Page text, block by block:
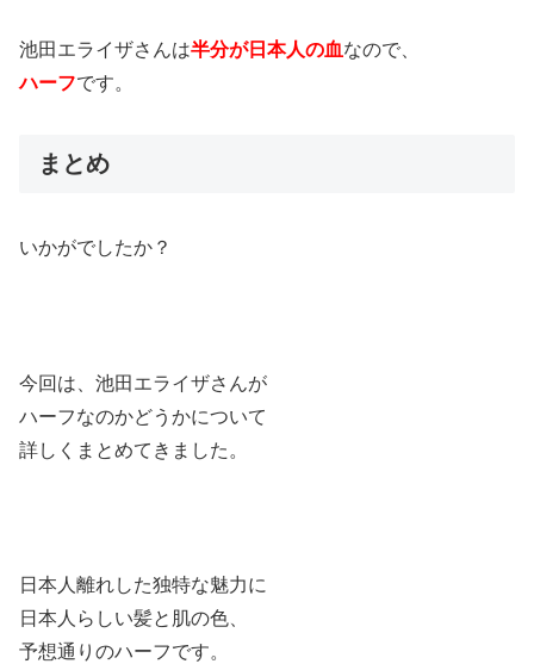
池田エライザさんは半分が日本人の血なので、
ハーフです。
まとめ
いかがでしたか？
今回は、池田エライザさんが
ハーフなのかどうかについて
詳しくまとめてきました。
日本人離れした独特な魅力に
日本人らしい髪と肌の色、
予想通りのハーフです。